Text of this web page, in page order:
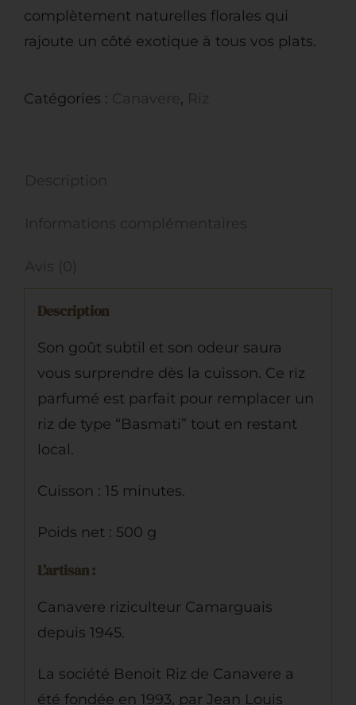
complètement naturelles florales qui
rajoute un côté exotique à tous vos plats.
Catégories : ,
Description
Son goût subtil et son odeur saura
vous surprendre dès la cuisson. Ce riz
parfumé est parfait pour remplacer un
riz de type “Basmati” tout en restant
local.
Cuisson : 15 minutes.
Poids net : 500 g
L’artisan :
Canavere riziculteur Camarguais
depuis 1945.
La société Benoit Riz de Canavere a
été fondée en 1993, par Jean Louis